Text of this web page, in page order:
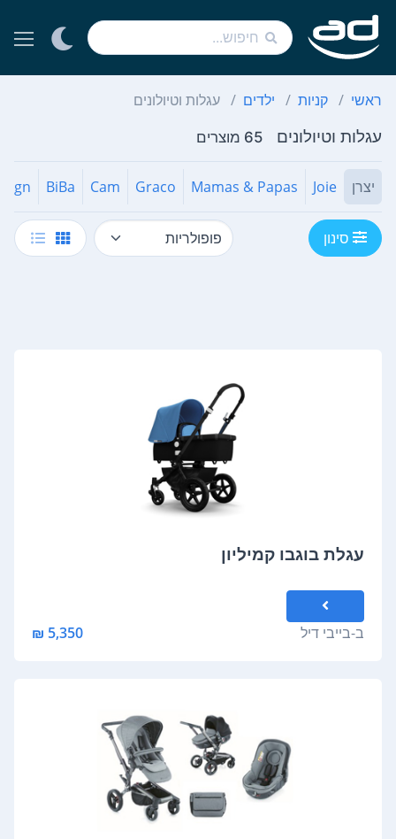
ראשי קניות ילדים עגלות וטיולונים
עגלות וטיולונים 65 מוצרים
יצרן Joie
Mamas & Papas
Graco
Cam
BiBa
סינון
עגלת בוגבו קמיליון
ב-בייבי דיל 5,350 ₪